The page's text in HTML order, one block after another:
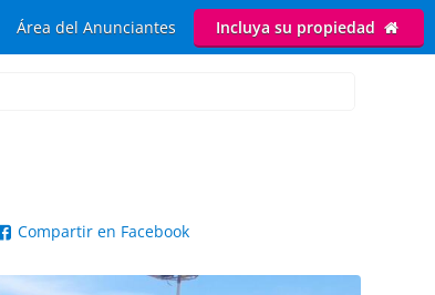
Área del Anunciantes Incluya su propiedad
Compartir en Facebook